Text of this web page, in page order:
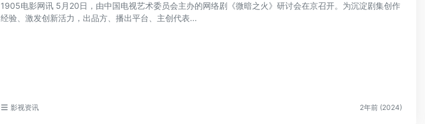
1905电影网讯 5月20日，由中国电视艺术委员会主办的网络剧《微暗之火》研讨会在京召开。为沉淀剧集创作
经验、激发创新活力，出品方、播出平台、主创代表...
影视资讯 2年前 (2024)